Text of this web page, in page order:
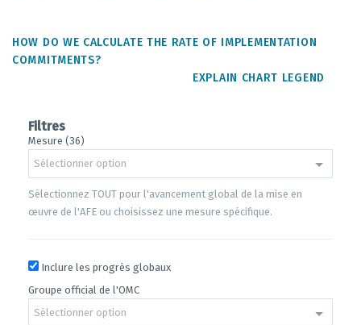
HOW DO WE CALCULATE THE RATE OF IMPLEMENTATION
COMMITMENTS?
EXPLAIN CHART LEGEND
Filtres
Mesure (36)
Sélectionner option
Sélectionnez TOUT pour l'avancement global de la mise en
œuvre de l'AFE ou choisissez une mesure spécifique.
Inclure les progrès globaux
Groupe official de l'OMC
Sélectionner option